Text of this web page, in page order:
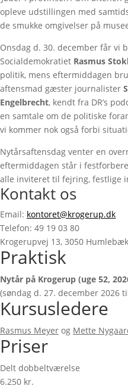
opleve udstillingen med
de smukke omgivelser på
Onsdag d. 30. december får vi
Socialdemokratiet Rasmus
politik, mens eftermiddagen
aftensmad gæster journalister
Engelbrecht, kendt fra DR’s
en samtale om de politiske
vi kommer nok også forbi
Nytårsaftensdag venter en
eftermiddagen står i
alle inviteret til fejring, festlige
Kontakt os
Email: kontoret@krogerup.dk
Telefon: 49 19 03 80
Krogerupvej 13, 3050 Humlebæk
Praktisk
Nytår på Krogerup (uge 52,
(søndag d. 27. december 2026
Kursusledere
Rasmus Meyer og Mette
Priser
Delt dobbeltværelse
6.250 kr.